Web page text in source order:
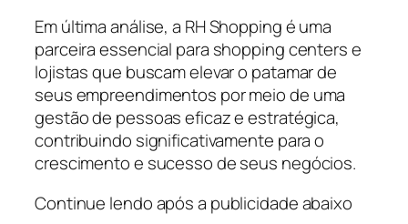
Em última análise, a RH Shopping é uma
parceira essencial para shopping centers e
lojistas que buscam elevar o patamar de
seus empreendimentos por meio de uma
gestão de pessoas eficaz e estratégica,
contribuindo significativamente para o
crescimento e sucesso de seus negócios.
Continue lendo após a publicidade abaixo